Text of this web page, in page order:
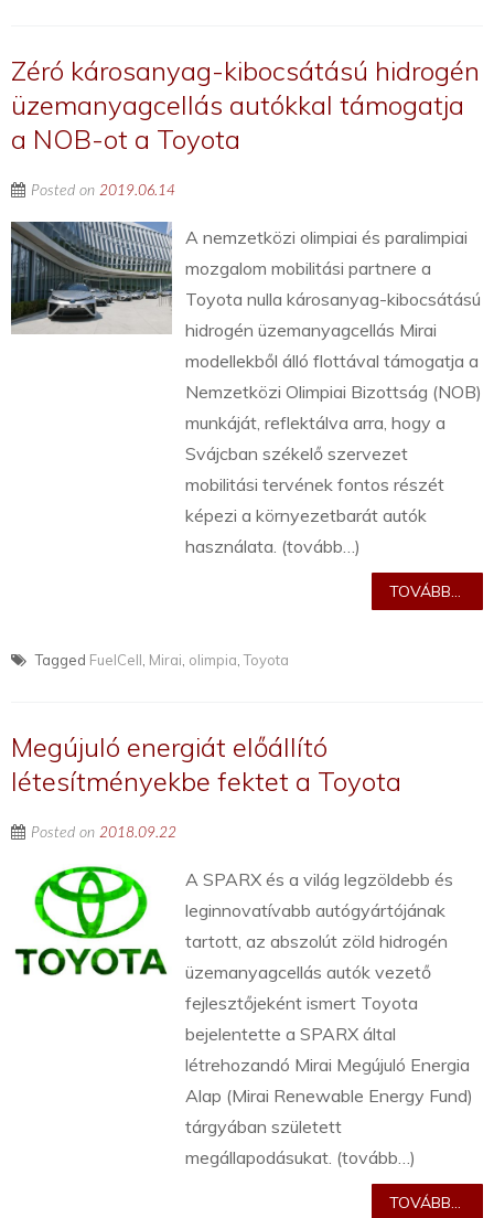
Zéró károsanyag-kibocsátású hidrogén
üzemanyagcellás autókkal támogatja
a NOB-ot a Toyota
Posted on 2019.06.14
A nemzetközi olimpiai és paralimpiai
mozgalom mobilitási partnere a
Toyota nulla károsanyag-kibocsátású
hidrogén üzemanyagcellás Mirai
modellekből álló flottával támogatja a
Nemzetközi Olimpiai Bizottság (NOB)
munkáját, reflektálva arra, hogy a
Svájcban székelő szervezet
mobilitási tervének fontos részét
képezi a környezetbarát autók
használata. (tovább…)
TOVÁBB...
Tagged FuelCell Mirai olimpia ,Toyota
Megújuló energiát előállító
létesítményekbe fektet a Toyota
Posted on 2018.09.22
A SPARX és a világ legzöldebb és
leginnovatívabb autógyártójának
tartott, az abszolút zöld hidrogén
üzemanyagcellás autók vezető
fejlesztőjeként ismert Toyota
bejelentette a SPARX által
létrehozandó Mirai Megújuló Energia
Alap (Mirai Renewable Energy Fund)
tárgyában született
megállapodásukat. (tovább…)
TOVÁBB...